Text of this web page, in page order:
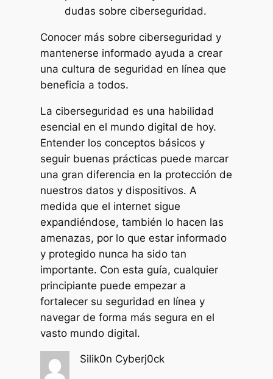
dudas sobre ciberseguridad.
Conocer más sobre ciberseguridad y
mantenerse informado ayuda a crear
una cultura de seguridad en línea que
beneficia a todos.
La ciberseguridad es una habilidad
esencial en el mundo digital de hoy.
Entender los conceptos básicos y
seguir buenas prácticas puede marcar
una gran diferencia en la protección de
nuestros datos y dispositivos. A
medida que el internet sigue
expandiéndose, también lo hacen las
amenazas, por lo que estar informado
y protegido nunca ha sido tan
importante. Con esta guía, cualquier
principiante puede empezar a
fortalecer su seguridad en línea y
navegar de forma más segura en el
vasto mundo digital.
Silik0n Cyberj0ck